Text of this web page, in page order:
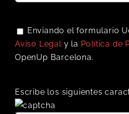
Enviando el formulario
Aviso Legaly la Política de
OpenUp Barcelona.
Escribe los siguientes